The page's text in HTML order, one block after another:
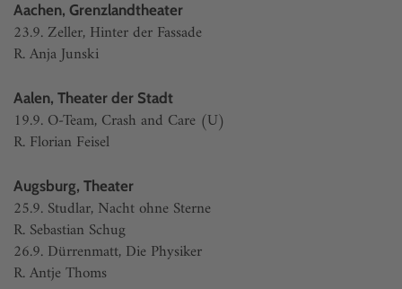
Aachen, Grenzlandtheater
23.9. Zeller, Hinter der Fassade
R. Anja Junski
Aalen, Theater der Stadt
19.9. O-Team, Crash and Care (U)
R. Florian Feisel
Augsburg, Theater
25.9. Studlar, Nacht ohne Sterne
R. Sebastian Schug
26.9. Dürrenmatt, Die Physiker
R. Antje Thoms